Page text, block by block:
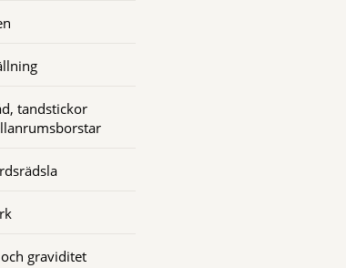
tandstickor
graviditet